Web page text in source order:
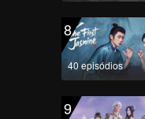
8
40 episódios
9